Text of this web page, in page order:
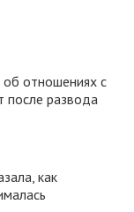
об отношениях с
после развода
как